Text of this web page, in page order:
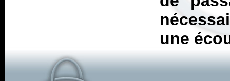
une